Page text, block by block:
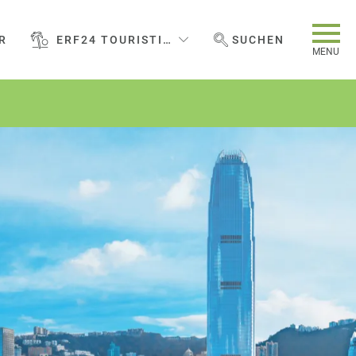
MENU
ERF24 TOURISTIC SERVICES GMBH
WEBSEITE DURCHSUCHEN
SUCHEN